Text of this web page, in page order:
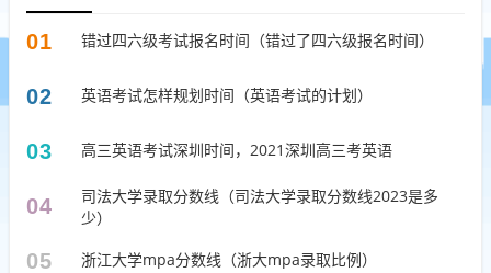
01 错过四六级考试报名时间（错过了四六级报名时间）
02 英语考试怎样规划时间（英语考试的计划）
03 高三英语考试深圳时间，2021深圳高三考英语
04
司法大学录取分数线（司法大学录取分数线2023是多
少）
05 浙江大学mpa分数线（浙大mpa录取比例）